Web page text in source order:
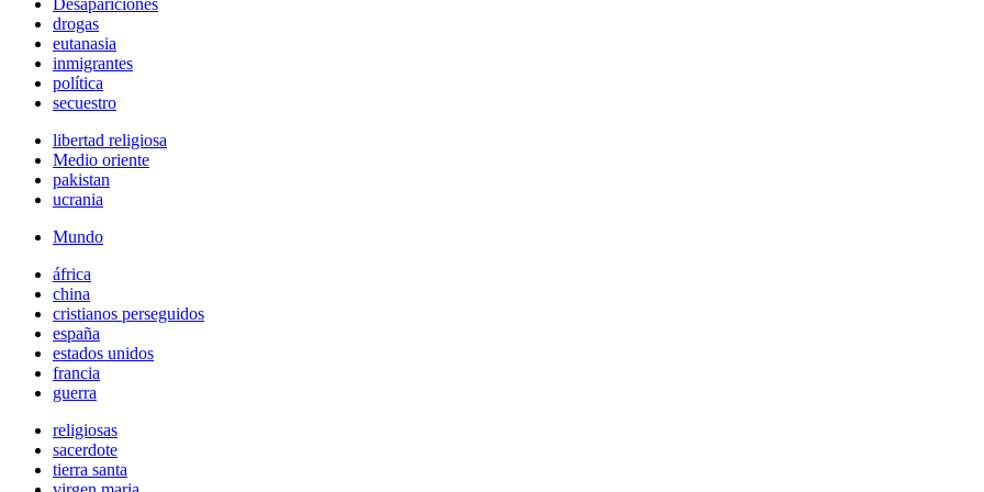
Desapariciones
drogas
eutanasia
inmigrantes
política
secuestro
libertad religiosa
Medio oriente
pakistan
ucrania
Mundo
áfrica
china
cristianos perseguidos
españa
estados unidos
francia
guerra
religiosas
sacerdote
tierra santa